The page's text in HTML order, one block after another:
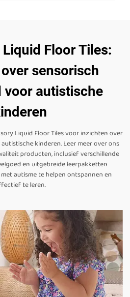
Floor Tiles:
sensorisch
voor autistische
Liquid Floor Tiles voor inzichten over
kinderen. Leer meer over ons
producten, inclusief verschillende
en uitgebreide leerpakketten
autisme te helpen ontspannen en
te leren.